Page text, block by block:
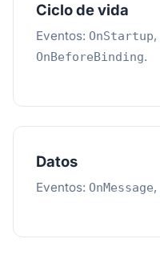
Ciclo de vida
Eventos: OnStartup,
OnBeforeBinding.
Datos
Eventos: OnMessage,